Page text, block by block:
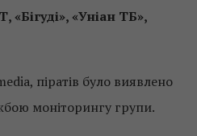
«Бігуді», «Уніан ТБ»,
піратів було виявлено
моніторингу групи.